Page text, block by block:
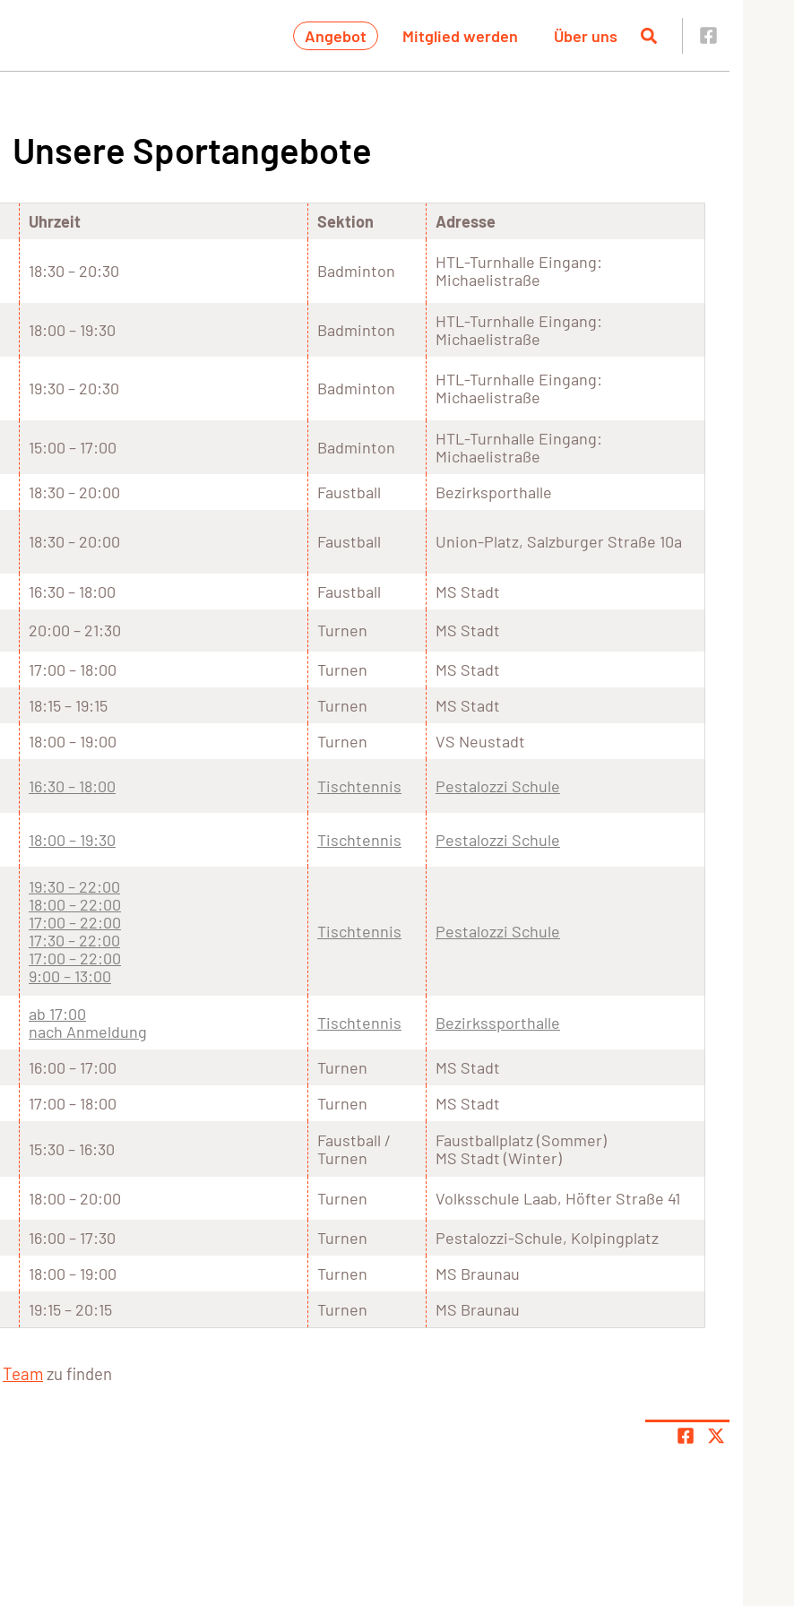
Angebot Mitglied werden Über uns
Unsere Sportangebote
Uhrzeit Sektion Adresse
18:30 – 20:30 Badminton
HTL-Turnhalle Eingang:
Michaelistraße
18:00 – 19:30 Badminton
HTL-Turnhalle Eingang:
Michaelistraße
19:30 – 20:30 Badminton
HTL-Turnhalle Eingang:
Michaelistraße
15:00 – 17:00 Badminton
HTL-Turnhalle Eingang:
Michaelistraße
18:30 – 20:00 Faustball Bezirksporthalle
18:30 – 20:00 Faustball Union-Platz, Salzburger Straße 10a
16:30 – 18:00 Faustball
MS Stadt
20:00 – 21:30 Turnen
MS Stadt
17:00 – 18:00 Turnen
MS Stadt
18:15 – 19:15 Turnen
MS Stadt
18:00 – 19:00 Turnen
VS Neustadt
16:30 – 18:00 Tischtennis Pestalozzi Schule
18:00 – 19:30 Tischtennis Pestalozzi Schule
19:30 – 22:00
18:00 – 22:00
17:00 – 22:00
17:30 – 22:00
17:00 – 22:00
9:00 – 13:00
Tischtennis Pestalozzi Schule
ab 17:00
nach Anmeldung
Tischtennis Bezirkssporthalle
16:00 – 17:00 Turnen
MS Stadt
17:00 – 18:00 Turnen MS Stadt
15:30 – 16:30
Faustball /
Turnen
Faustballplatz (Sommer)
MS Stadt (Winter)
18:00 – 20:00 Turnen
Volksschule Laab, Höfter Straße 41
16:00 – 17:30 Turnen
Pestalozzi-Schule, Kolpingplatz
18:00 – 19:00 Turnen
MS Braunau
19:15 – 20:15 Turnen MS Braunau
Team zu finden